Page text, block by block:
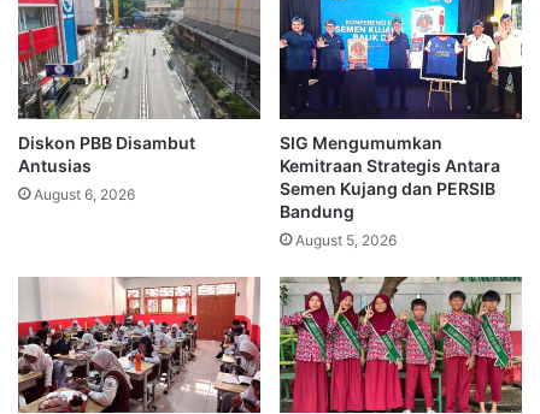
Diskon PBB Disambut
Antusias
August 6, 2026
SIG Mengumumkan
Kemitraan Strategis Antara
Semen Kujang dan PERSIB
Bandung
August 5, 2026